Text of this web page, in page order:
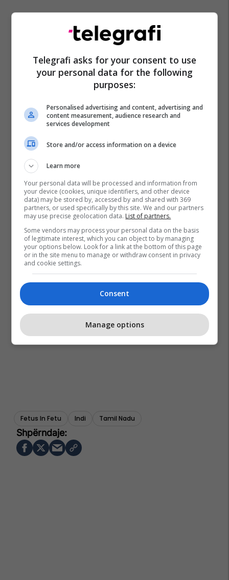
Fetus In Fetu Indi Tamil Nadu
Telegrafi asks for your consent to use
your personal data for the following
purposes:
Personalised advertising and content, advertising and
content measurement, audience research and
services development
Store and/or access information on a device
Learn more
Your personal data will be processed and information from
your device (cookies, unique identifiers, and other device
data) may be stored by, accessed by and shared with 369
partners, or used specifically by this site. We and our partners
may use precise geolocation data. List of partners.
Some vendors may process your personal data on the basis
of legitimate interest, which you can object to by managing
your options below. Look for a link at the bottom of this page
or in the site menu to manage or withdraw consent in privacy
and cookie settings.
Consent
Manage options